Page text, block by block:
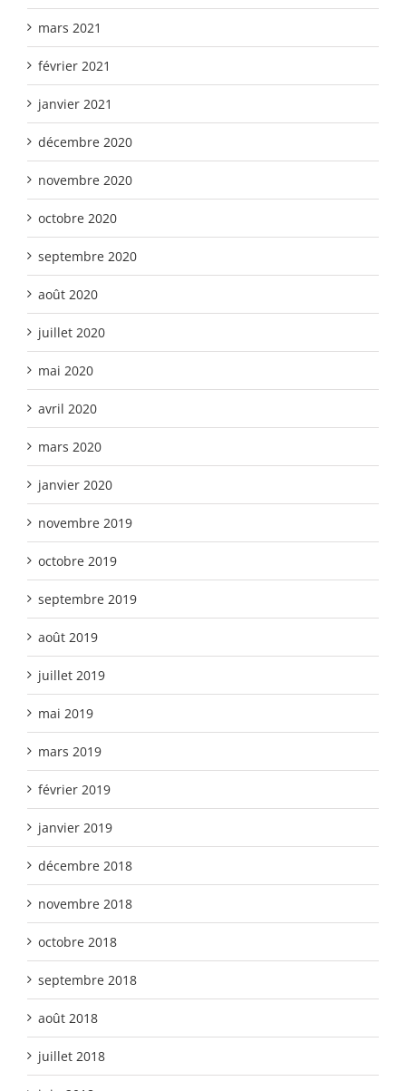
mars 2021
février 2021
janvier 2021
décembre 2020
novembre 2020
octobre 2020
septembre 2020
août 2020
juillet 2020
mai 2020
avril 2020
mars 2020
janvier 2020
novembre 2019
octobre 2019
septembre 2019
août 2019
juillet 2019
mai 2019
mars 2019
février 2019
janvier 2019
décembre 2018
novembre 2018
octobre 2018
septembre 2018
août 2018
juillet 2018